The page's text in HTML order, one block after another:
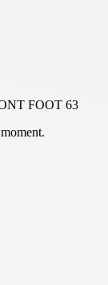
FOOT 63